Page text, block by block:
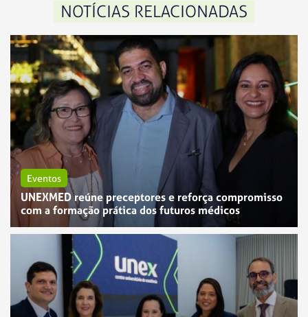
NOTÍCIAS RELACIONADAS
Eventos
UNEXMED reúne preceptores e reforça compromisso
com a formação prática dos futuros médicos